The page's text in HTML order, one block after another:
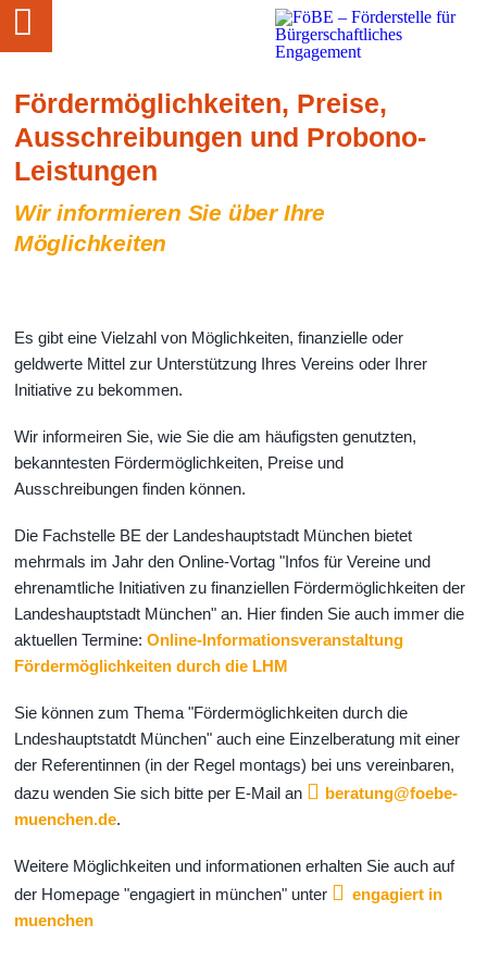
Fördermöglichkeiten, Preise,
Ausschreibungen und Probono-
Leistungen
Wir informieren Sie über Ihre
Möglichkeiten
Es gibt eine Vielzahl von Möglichkeiten, finanzielle oder
geldwerte Mittel zur Unterstützung Ihres Vereins oder Ihrer
Initiative zu bekommen.
Wir informeiren Sie, wie Sie die am häufigsten genutzten,
bekanntesten Fördermöglichkeiten, Preise und
Ausschreibungen finden können.
Die Fachstelle BE der Landeshauptstadt München bietet
mehrmals im Jahr den Online-Vortag "Infos für Vereine und
ehrenamtliche Initiativen zu finanziellen Fördermöglichkeiten der
Landeshauptstadt München" an. Hier finden Sie auch immer die
aktuellen Termine: Online-Informationsveranstaltung
Fördermöglichkeiten durch die LHM
Sie können zum Thema "Fördermöglichkeiten durch die
Lndeshauptstatdt München" auch eine Einzelberatung mit einer
der Referentinnen (in der Regel montags) bei uns vereinbaren,
dazu wenden Sie sich bitte per E-Mail an
beratung@foebe-
muenchen.de.
Weitere Möglichkeiten und informationen erhalten Sie auch auf
der Homepage "engagiert in münchen" unter
engagiert in
muenchen